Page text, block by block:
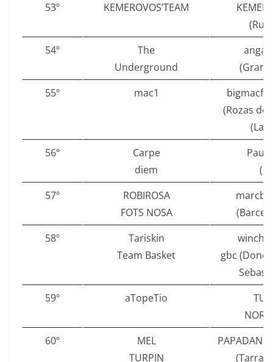
53º
KEMEROVOS’TEAM
54º
The
Underground
55º
mac1
(Rozas de
56º
Carpe
diem
()
57º
ROBIROSA
FOTS NOSA
58º
Tariskin
Team Basket
gbc
59º
aTopeTio
TUV
60º
MEL
TURPIN